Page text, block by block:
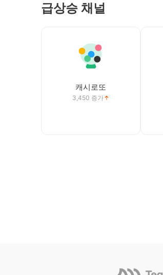
급상승 채널
캐시로또
3,450 증가